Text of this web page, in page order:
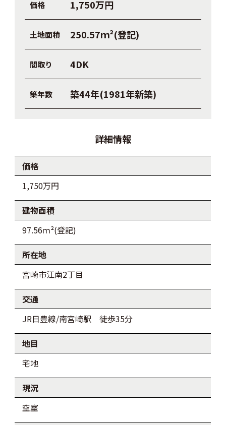
価格 1,750万円
土地面積 250.57ｍ²(登記)
間取り 4DK
築年数 築44年(1981年新築)
詳細情報
価格
1,750万円
建物面積
97.56ｍ²(登記)
所在地
宮崎市江南2丁目
交通
JR日豊線/南宮崎駅 徒歩35分
地目
宅地
現況
空室